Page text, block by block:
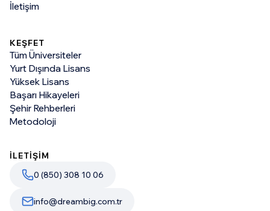
İletişim
KEŞFET
Tüm Üniversiteler
Yurt Dışında Lisans
Yüksek Lisans
Başarı Hikayeleri
Şehir Rehberleri
Metodoloji
İLETİŞİM
0 (850) 308 10 06
info@dreambig.com.tr